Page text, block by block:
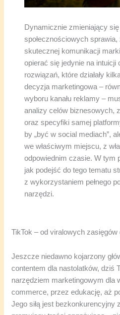
Dynamicznie zmieniający
społecznościowych
skutecznej komunikacji
opierać się jedynie na intuicji
rozwiązań, które działały
decyzja marketingowa –
wyboru kanału reklamy –
analizy celów biznesowych,
oraz specyfiki samej
by „być w social mediach”,
we właściwym miejscu, z
odpowiednim czasie. W tym
jak podejść do tego tematu
z wykorzystaniem pełnego
narzędzi.
TikTok – od viralowych
Jeszcze niedawno kojarzony
contentem dla nastolatków, dziś
narzędziem marketingowym dla
commerce, przez edukację, aż
Jego siłą jest bezkonkurencyjny